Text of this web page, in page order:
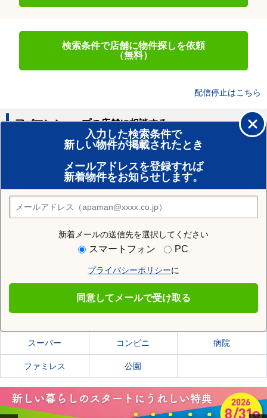
検索条件で店舗に物件探しを依頼
（無料）
配信停止はこちら
入力した検索条件で
新しい物件が掲載されたとき
メールアドレスを登録すれば
新着物件をお知らせします。
新着メールの送信先を選択してください
スマートフォン PC
プライバシーポリシーに
同意してメールで受け取る
アパマンショップの店舗に相談する
賃貸のプロがお部屋探し！
おまかせ物件リクエスト
住みたい街の店舗を探す
店舗検索
住む街研究所でにかほ市の情報を見る
にかほ市の施設一覧
スーパー コンビニ 病院
ファミレス 公園